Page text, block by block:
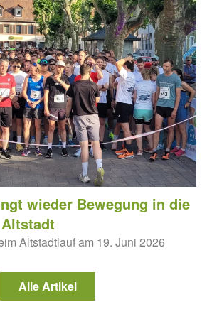
wieder Bewegung in die
Altstadtlauf am 19. Juni 2026
Alle Artikel